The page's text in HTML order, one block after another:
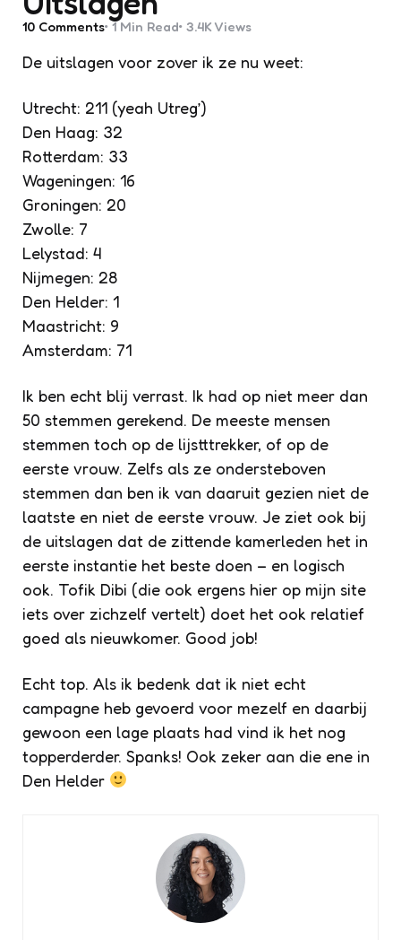
10 Comments 1 Min Read 3.4K Views
De uitslagen voor zover ik ze nu weet:
Utrecht: 211 (yeah Utreg’)
Den Haag: 32
Rotterdam: 33
Wageningen: 16
Groningen: 20
Zwolle: 7
Lelystad: 4
Nijmegen: 28
Den Helder: 1
Maastricht: 9
Amsterdam: 71
Ik ben echt blij verrast. Ik had op niet meer dan
50 stemmen gerekend. De meeste mensen
stemmen toch op de lijstttrekker, of op de
eerste vrouw. Zelfs als ze ondersteboven
stemmen dan ben ik van daaruit gezien niet de
laatste en niet de eerste vrouw. Je ziet ook bij
de uitslagen dat de zittende kamerleden het in
eerste instantie het beste doen – en logisch
ook. Tofik Dibi (die ook ergens hier op mijn site
iets over zichzelf vertelt) doet het ook relatief
goed als nieuwkomer. Good job!
Echt top. Als ik bedenk dat ik niet echt
campagne heb gevoerd voor mezelf en daarbij
gewoon een lage plaats had vind ik het nog
topperderder. Spanks! Ook zeker aan die ene in
Den Helder